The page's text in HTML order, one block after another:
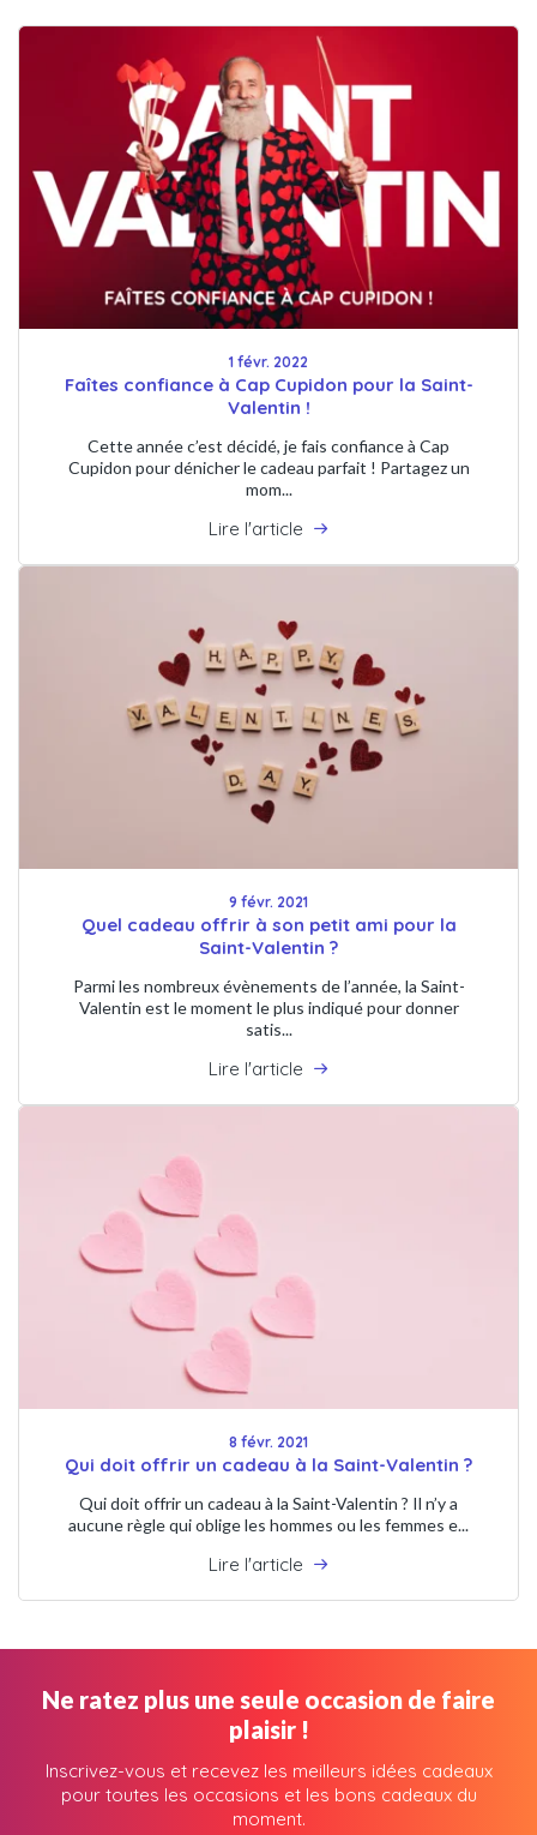
1 févr. 2022
Faîtes confiance à Cap Cupidon pour la Saint-
Valentin !
Cette année c’est décidé, je fais confiance à Cap
Cupidon pour dénicher le cadeau parfait ! Partagez un
mom...
Lire l'article
9 févr. 2021
Quel cadeau offrir à son petit ami pour la
Saint-Valentin ?
Parmi les nombreux évènements de l’année, la Saint-
Valentin est le moment le plus indiqué pour donner
satis...
Lire l'article
8 févr. 2021
Qui doit offrir un cadeau à la Saint-Valentin ?
Qui doit offrir un cadeau à la Saint-Valentin ? Il n’y a
aucune règle qui oblige les hommes ou les femmes e...
Lire l'article
Ne ratez plus une seule occasion de faire
plaisir !
Inscrivez-vous et recevez les meilleurs idées cadeaux
pour toutes les occasions et les bons cadeaux du
moment.